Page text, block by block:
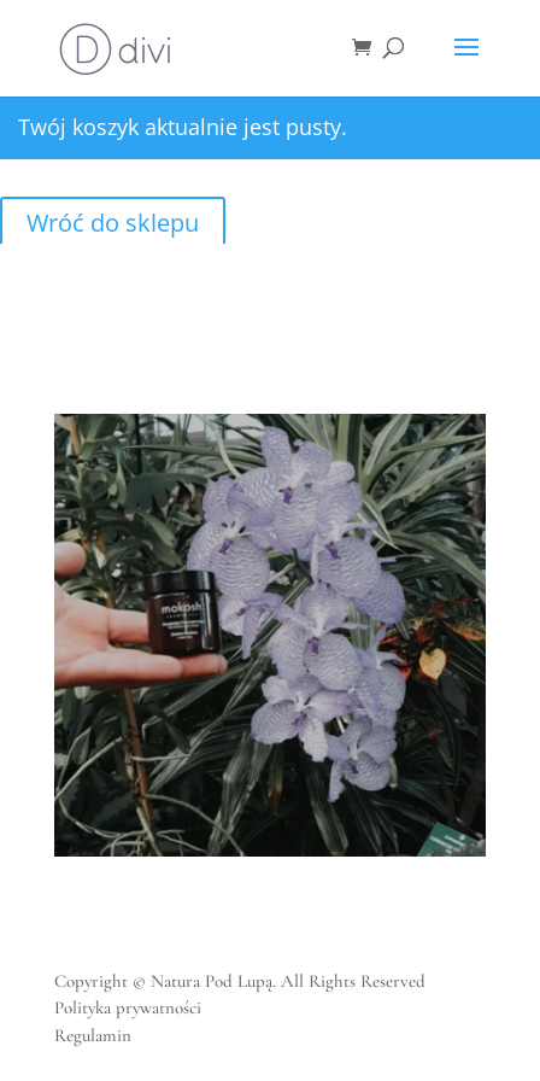
Twój koszyk aktualnie jest pusty.
Wróć do sklepu
Copyright © Natura Pod Lupą. All Rights Reserved
Polityka prywatności
Regulamin